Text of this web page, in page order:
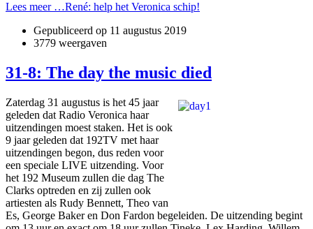
Lees meer …René: help het Veronica schip!
Gepubliceerd op 11 augustus 2019
3779 weergaven
31-8: The day the music died
Zaterdag 31 augustus is het 45 jaar
geleden dat Radio Veronica haar
uitzendingen moest staken. Het is ook
9 jaar geleden dat 192TV met haar
uitzendingen begon, dus reden voor
een speciale LIVE uitzending. Voor
het 192 Museum zullen die dag The
Clarks optreden en zij zullen ook
artiesten als Rudy Bennett, Theo van
Es, George Baker en Don Fardon begeleiden. De uitzending begint